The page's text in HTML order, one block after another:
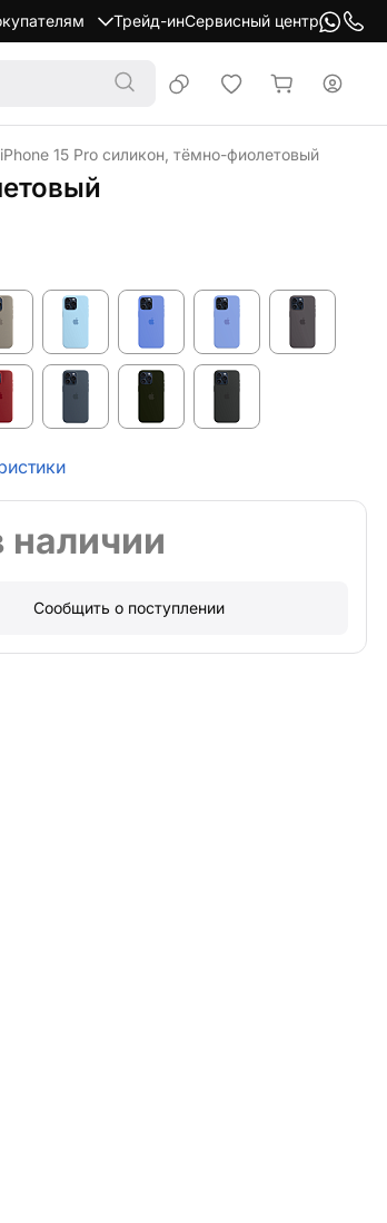
Трейд-инСервисный центр
15 Pro силикон, тёмно-фиолетовый
наличии
Сообщить о поступлении